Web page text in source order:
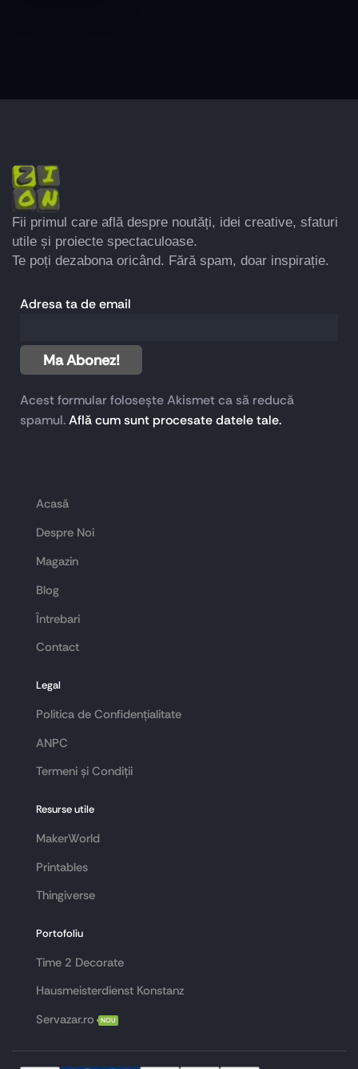
Fii primul care află despre noutăți, idei creative, sfaturi
utile și proiecte spectaculoase.
Te poți dezabona oricând. Fără spam, doar inspirație.
Adresa ta de email
Acest formular folosește Akismet ca să reducă
spamul.Află cum sunt procesate datele tale.
Acasă
Despre Noi
Magazin
Blog
Întrebari
Contact
Legal
Politica de Confidențialitate
ANPC
Termeni și Condiții
Resurse utile
MakerWorld
Printables
Thingiverse
Portofoliu
Time 2 Decorate
Hausmeisterdienst Konstanz
Servazar.ro
NOU